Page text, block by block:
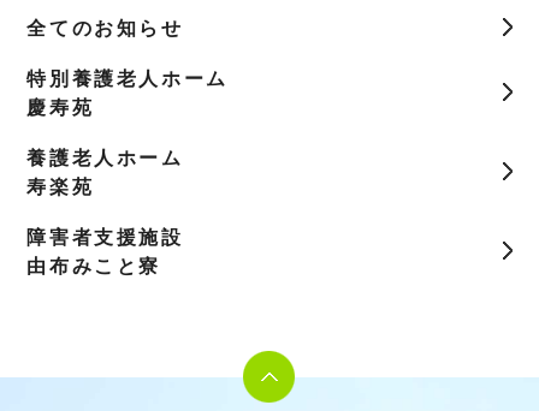
全てのお知らせ
特別養護老人ホーム
慶寿苑
養護老人ホーム
寿楽苑
障害者支援施設
由布みこと寮